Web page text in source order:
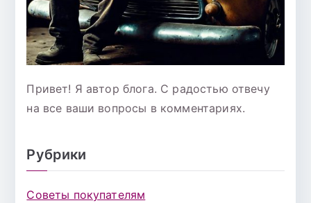
Привет! Я автор блога. С радостью отвечу
на все ваши вопросы в комментариях.
Рубрики
Советы покупателям